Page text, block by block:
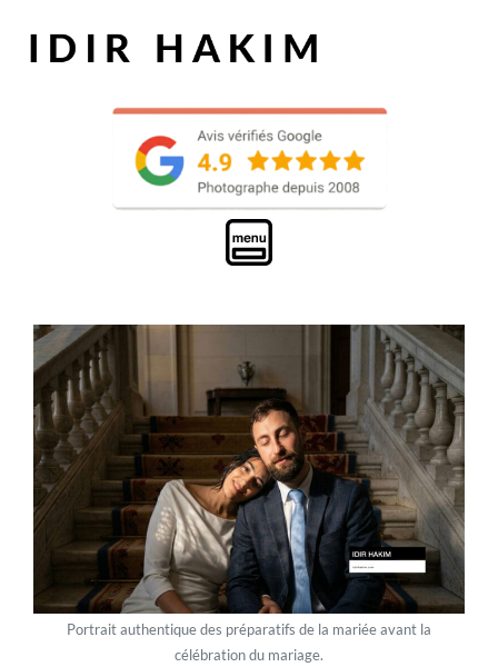
Portrait authentique des préparatifs de la mariée avant la
célébration du mariage.